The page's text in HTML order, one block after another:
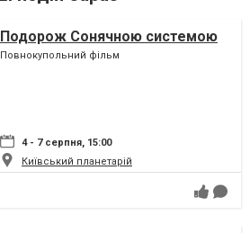
Подорож Сонячною системою
Повнокупольний фільм
4 - 7 серпня, 15:00
Київський планетарій